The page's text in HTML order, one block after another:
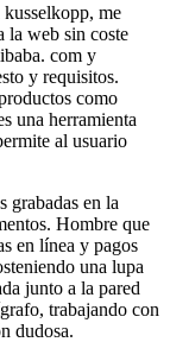
me
la web sin coste
com y
y requisitos.
como
una herramienta
al usuario
grabadas en la
Hombre que
en línea y pagos
una lupa
junto a la pared
trabajando con
dudosa.